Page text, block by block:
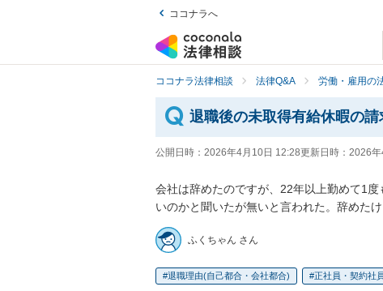
ココナラへ
ココナラ法律相談 法律Q&A 労働・雇用の
退職後の未取得有給休暇の請
公開日時： 2026年4月10日 12:28更新日時： 2026
会社は辞めたのですが、22年以上勤めて1
いのかと聞いたが無いと言われた。辞めた
ふくちゃん さん
退職理由(自己都合・会社都合) 正社員・契約社